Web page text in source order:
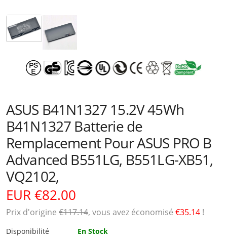
ASUS B41N1327 15.2V 45Wh
B41N1327 Batterie de
Remplacement Pour ASUS PRO B
Advanced B551LG, B551LG-XB51,
VQ2102,
EUR €82.00
Prix ​​d'origine €117.14, vous avez économisé €35.14 !
Disponibilité
En Stock